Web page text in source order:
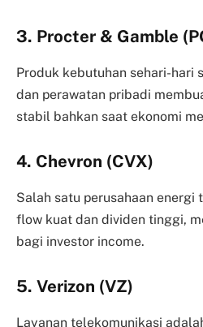
3. Procter & Gamble
Produk kebutuhan sehari-hari
dan perawatan pribadi
stabil bahkan saat ekonomi
4. Chevron (CVX)
Salah satu perusahaan energi
flow kuat dan dividen tinggi,
bagi investor income.
5. Verizon (VZ)
Layanan telekomunikasi